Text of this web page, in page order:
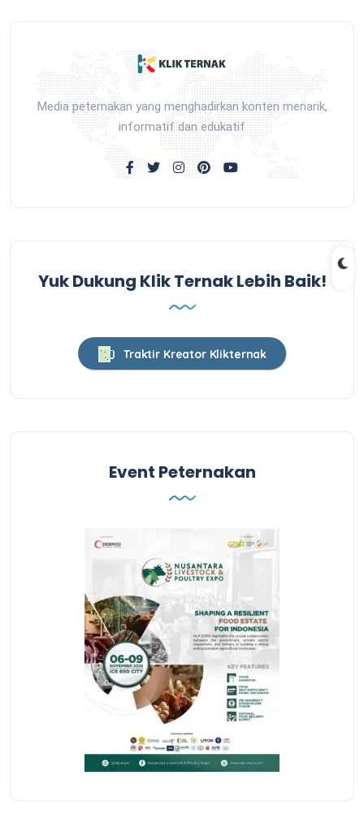
Media peternakan yang menghadirkan konten menarik,
informatif dan edukatif
Yuk Dukung Klik Ternak Lebih Baik!
Traktir Kreator Klikternak
Event Peternakan